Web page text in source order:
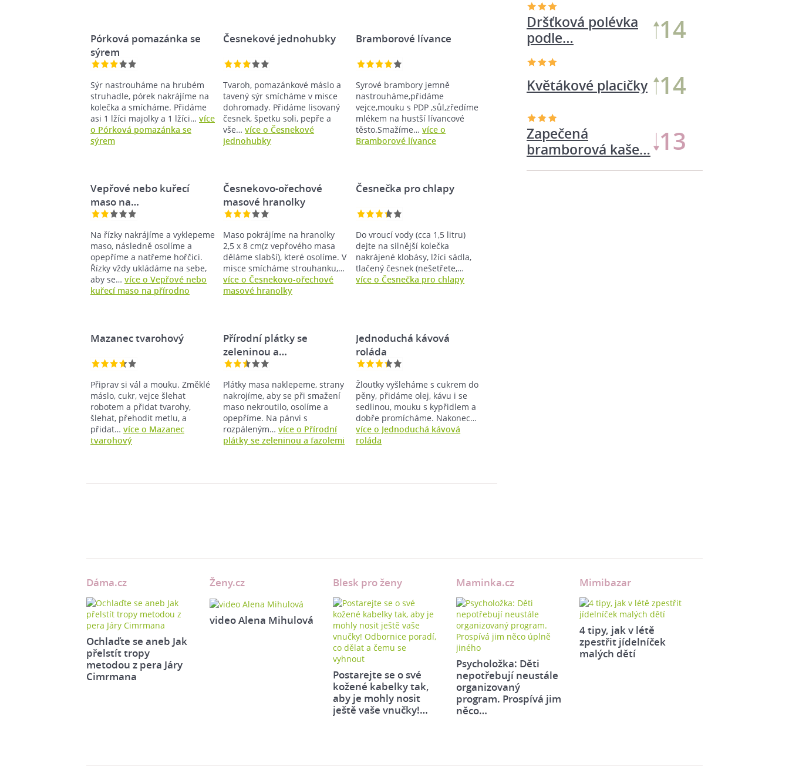
Pórková pomazánka se
sýrem
Sýr nastrouháme na hrubém
struhadle, pórek nakrájíme na
kolečka a smícháme. Přidáme
asi 1 lžíci majolky a 1 lžíci… více
o Pórková pomazánka se
sýrem
Česnekové jednohubky
Tvaroh, pomazánkové máslo a
tavený sýr smícháme v misce
dohromady. Přidáme lisovaný
česnek, špetku soli, pepře a
vše…více o Česnekové
jednohubky
Bramborové lívance
Syrové brambory jemně
nastrouháme,přidáme
vejce,mouku s PDP ,sůl,zředíme
mlékem na hustší lívancové
těsto.Smažíme…více o
Bramborové lívance
Vepřové nebo kuřecí
maso na…
Na řízky nakrájíme a vyklepeme
maso, následně osolíme a
opepříme a natřeme hořčici.
Řízky vždy ukládáme na sebe,
aby se… více o Vepřové nebo
kuřecí maso na přírodno
Česnekovo-ořechové
masové hranolky
Maso pokrájíme na hranolky
2,5 x 8 cm(z vepřového masa
děláme slabší), které osolíme. V
misce smícháme strouhanku,…
více o Česnekovo-ořechové
masové hranolky
Česnečka pro chlapy
Do vroucí vody (cca 1,5 litru)
dejte na silnější kolečka
nakrájené klobásy, lžíci sádla,
tlačený česnek (nešetřete,…
více o Česnečka pro chlapy
Mazanec tvarohový
Připrav si vál a mouku. Změklé
máslo, cukr, vejce šlehat
robotem a přidat tvarohy,
šlehat, přehodit metlu, a
přidat… více o Mazanec
tvarohový
Přírodní plátky se
zeleninou a…
Plátky masa naklepeme, strany
nakrojíme, aby se při smažení
maso nekroutilo, osolíme a
opepříme. Na pánvi s
rozpáleným…více o Přírodní
plátky se zeleninou a fazolemi
Jednoduchá kávová
roláda
Žloutky vyšleháme s cukrem do
pěny, přidáme olej, kávu i se
sedlinou, mouku s kypřidlem a
dobře promícháme. Nakonec…
více o Jednoduchá kávová
roláda
Dršťková polévka
podle…
14
Květákové placičky 14
Zapečená
bramborová kaše…
13
Dáma.cz
Ochlaďte se aneb Jak
přelstít tropy
metodou z pera Járy
Cimrmana
Ženy.cz
video Alena Mihulová
Blesk pro ženy
Postarejte se o své
kožené kabelky tak,
aby je mohly nosit
ještě vaše vnučky!…
Maminka.cz
Psycholožka: Děti
nepotřebují neustále
organizovaný
program. Prospívá jim
něco…
Mimibazar
4 tipy, jak v létě
zpestřit jídelníček
malých dětí